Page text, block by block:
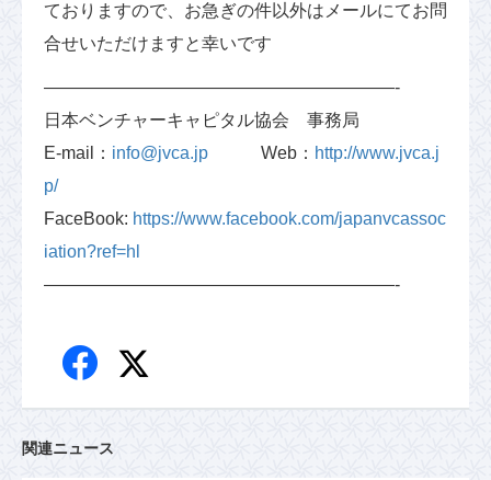
ておりますので、お急ぎの件以外はメールにてお問
合せいただけますと幸いです
————————————————————-
日本ベンチャーキャピタル協会 事務局
E-mail： info@jvca.jp Web： http://www.jvca.j
p/
FaceBook: https://www.facebook.com/japanvcassoc
iation?ref=hl
————————————————————-
関連ニュース